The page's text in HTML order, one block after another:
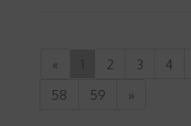
« 2 3 4
58
59 »